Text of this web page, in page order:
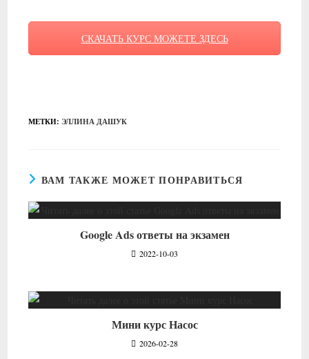
СКАЧАТЬ КУРС МОЖЕТЕ ЗДЕСЬ
МЕТКИ:ЭЛЛИНА ДАШУК
ВАМ ТАКЖЕ МОЖЕТ ПОНРАВИТЬСЯ
Google Ads ответы на экзамен
2022-10-03
Мини курс Насос
2026-02-28